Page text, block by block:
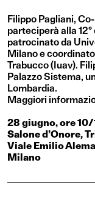
Filippo Pagliani,
parteciperà alla
patrocinato da
Milano e
Trabucco (Iuav).
Palazzo Sistema,
Lombardia.
Maggiori
28 giugno, ore 10/
Salone d’Onore,
Viale Emilio